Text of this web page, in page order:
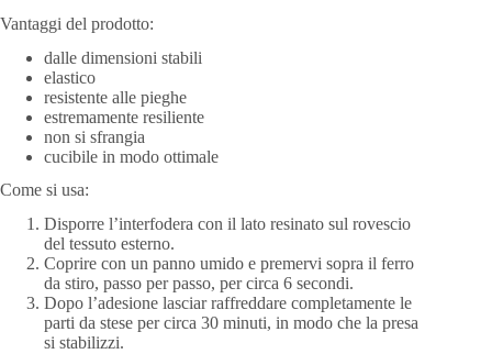
Vantaggi del prodotto:
dalle dimensioni stabili
elastico
resistente alle pieghe
estremamente resiliente
non si sfrangia
cucibile in modo ottimale
Come si usa:
Disporre l’interfodera con il lato resinato sul rovescio
del tessuto esterno.
Coprire con un panno umido e premervi sopra il ferro
da stiro, passo per passo, per circa 6 secondi.
Dopo l’adesione lasciar raffreddare completamente le
parti da stese per circa 30 minuti, in modo che la presa
si stabilizzi.